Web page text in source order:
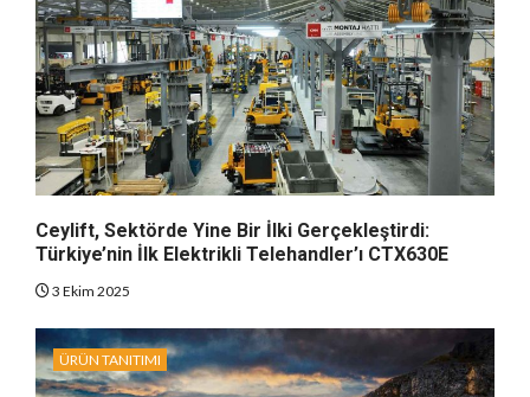
Ceylift, Sektörde Yine Bir İlki Gerçekleştirdi:
Türkiye’nin İlk Elektrikli Telehandler’ı CTX630E
3 Ekim 2025
ÜRÜN TANITIMI